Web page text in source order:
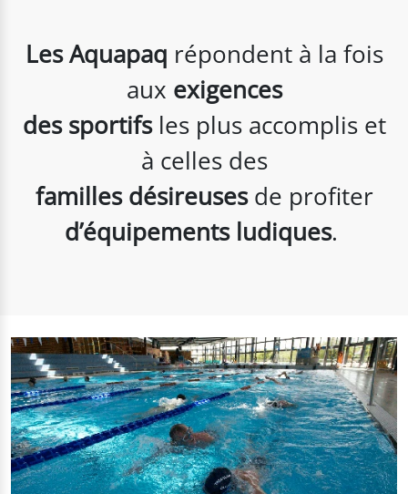
Les Aquapaq répondent à la fois
aux exigences
des sportifsles plus accomplis et
à celles des
familles désireusesde profiter
d’équipements ludiques.